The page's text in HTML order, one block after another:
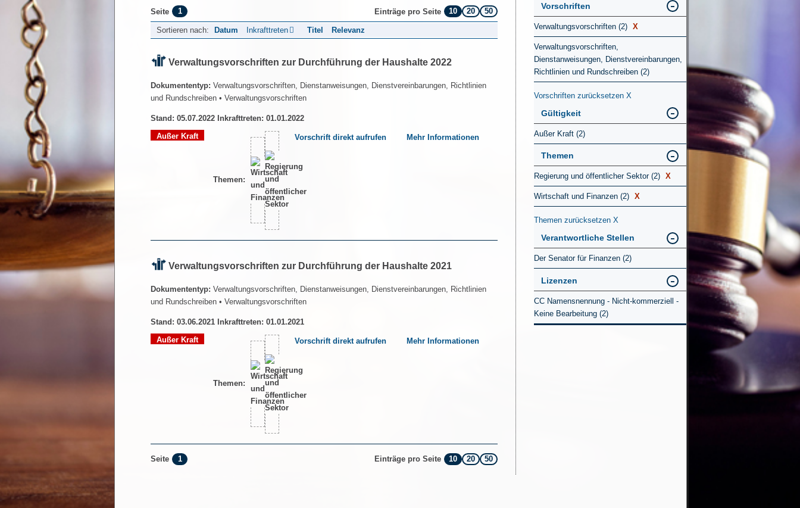
Seite 1 Einträge pro Seite 10 20 50
Sortieren nach: Datum Inkrafttreten Titel Relevanz
Verwaltungsvorschriften zur Durchführung der Haushalte 2022
Dokumententyp: Verwaltungsvorschriften, Dienstanweisungen, Dienstvereinbarungen, Richtlinien
und Rundschreiben • Verwaltungsvorschriften
Stand: 05.07.2022 Inkrafttreten: 01.01.2022
Außer Kraft
Themen:
Vorschrift direkt aufrufen Mehr Informationen
Verwaltungsvorschriften zur Durchführung der Haushalte 2021
Dokumententyp: Verwaltungsvorschriften, Dienstanweisungen, Dienstvereinbarungen, Richtlinien
und Rundschreiben • Verwaltungsvorschriften
Stand: 03.06.2021 Inkrafttreten: 01.01.2021
Außer Kraft
Themen:
Vorschrift direkt aufrufen Mehr Informationen
Seite 1 Einträge pro Seite 10 20 50
Vorschriften
Verwaltungsvorschriften (2) X
Verwaltungsvorschriften,
Dienstanweisungen, Dienstvereinbarungen,
Richtlinien und Rundschreiben (2)
Vorschriften zurücksetzen X
Gültigkeit
Außer Kraft (2)
Themen
Regierung und öffentlicher Sektor (2) X
Wirtschaft und Finanzen (2) X
Themen zurücksetzen X
Verantwortliche Stellen
Der Senator für Finanzen (2)
Lizenzen
CC Namensnennung - Nicht-kommerziell -
Keine Bearbeitung (2)